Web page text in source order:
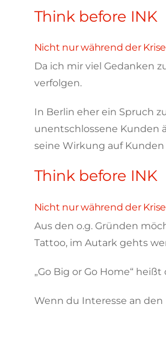
Think before INK
Nicht nur während der
Da ich mir viel Gedanken
verfolgen.
In Berlin eher ein Spruch
unentschlossene Kunden
seine Wirkung auf
Think before INK
Nicht nur während der
Aus den o.g. Gründen
Tattoo, im Autark gehts
„Go Big or Go Home“
Wenn du Interesse an